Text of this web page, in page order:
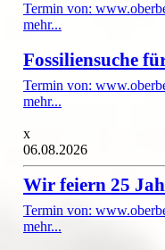
Termin von:
mehr...
Fossiliensuche
Termin von:
mehr...
x
06.08.2026
Wir feiern 25
Termin von:
mehr...